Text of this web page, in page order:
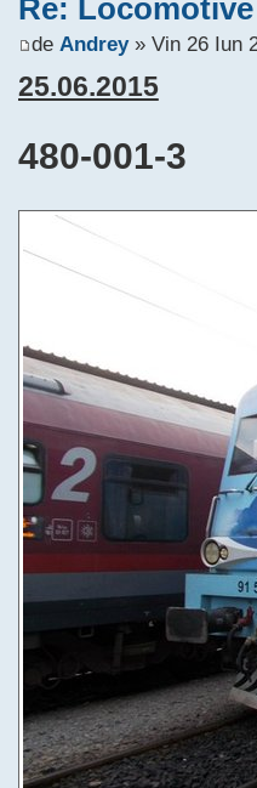
Re:
de Andrey» Vin 26 Iun
25.06.2015
480-001-3